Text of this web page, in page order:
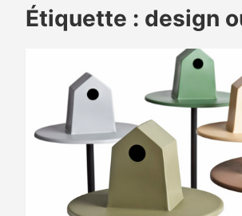
Étiquette : design